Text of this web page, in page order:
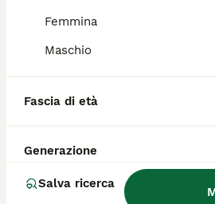
Femmina
Maschio
Fascia di età
Generazione
Salva ricerca
dell'allevatore e la posizione.
adatto ai bambini?
Qual è l'incrocio tra il
Staffordshire Bull
l'American